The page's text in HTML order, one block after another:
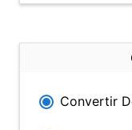
Convertir